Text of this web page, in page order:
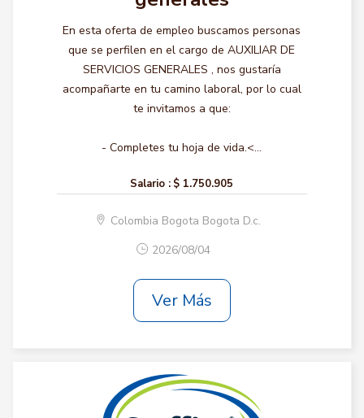
En esta oferta de empleo buscamos personas
que se perfilen en el cargo de AUXILIAR DE
SERVICIOS GENERALES , nos gustaría
acompañarte en tu camino laboral, por lo cual
te invitamos a que:
- Completes tu hoja de vida.<...
Salario : $ 1.750.905
Colombia Bogota Bogota D.c.
2026/08/04
Ver Más